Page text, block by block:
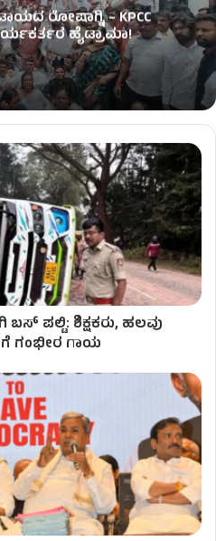
ರೋಷಾಗ್ನಿ – KPCC
ಹೈಡ್ರಾಮಾ!
ಬಸ್​ ಪಲ್ಟಿ: ಶಿಕ್ಷಕರು, ಹಲವು
ಗಂಭೀರ ಗಾಯ